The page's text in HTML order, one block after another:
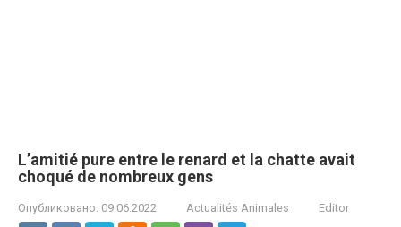
L’amitié pure entre le renard et la chatte avait
choqué de nombreux gens
Опубликовано: 09.06.2022 Actualités Animales Editor